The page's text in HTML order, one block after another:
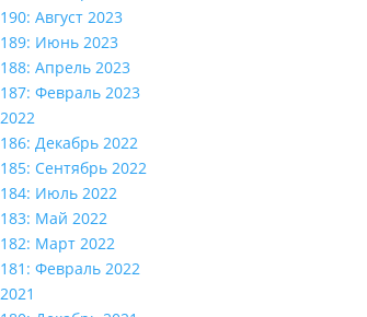
190: Август 2023
189: Июнь 2023
188: Апрель 2023
187: Февраль 2023
2022
186: Декабрь 2022
185: Сентябрь 2022
184: Июль 2022
183: Май 2022
182: Март 2022
181: Февраль 2022
2021